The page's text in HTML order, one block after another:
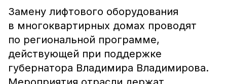
Замену лифтового оборудования
в многоквартирных домах проводят
по региональной программе,
действующей при поддержке
губернатора Владимира Владимирова.